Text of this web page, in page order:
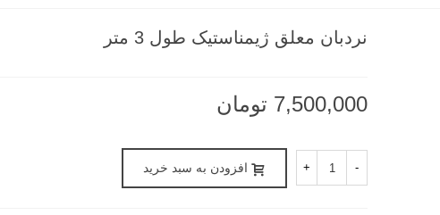
نردبان معلق ژیمناستیک طول 3 متر
7,500,000 تومان
-
+ افزودن به سبد خرید